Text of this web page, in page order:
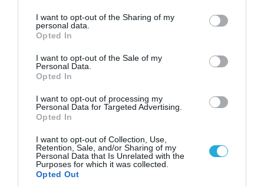
not limited to your visit or usage behaviour. You may click to
grant or deny consent to Google and its third-party tags to
use your data for below specified purposes in below Google
consent section.
I want to opt-out of the Sharing of my
personal data.
Opted In
I want to opt-out of the Sale of my
Personal Data.
Opted In
I want to opt-out of processing my
Personal Data for Targeted Advertising.
Opted In
I want to opt-out of Collection, Use,
Retention, Sale, and/or Sharing of my
Personal Data that Is Unrelated with the
Purposes for which it was collected.
Opted Out
08.08.2026 | 09:02
«Η απόλυτη τραγωδία»: Η «αιχμηρή» ανάρτηση
του Αρκά για τα τατουάζ (φωτο)
ΠΟΛΙΤΙΚΗ